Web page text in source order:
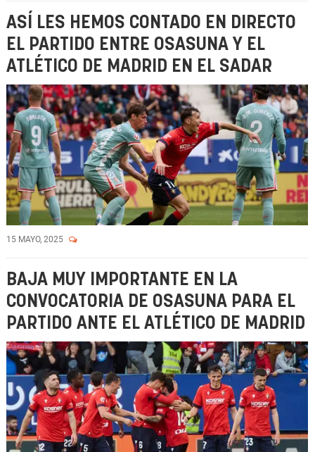
ASÍ LES HEMOS CONTADO EN DIRECTO
EL PARTIDO ENTRE OSASUNA Y EL
ATLÉTICO DE MADRID EN EL SADAR
15 MAYO, 2025
BAJA MUY IMPORTANTE EN LA
CONVOCATORIA DE OSASUNA PARA EL
PARTIDO ANTE EL ATLÉTICO DE MADRID